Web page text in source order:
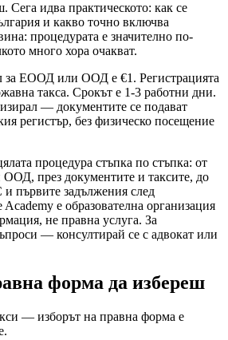
Сега идва практическото: как се
и какво точно включва
процедурата е значително по-
много хора очакват.
за ЕООД или ООД е €1. Регистрацията
такса. Срокът е 1-3 работни дни.
— документите се подават
регистър, без физическо посещение
процедура стъпка по стъпка: от
през документите и таксите, до
първите задължения след
Academy е образователна организация
не правна услуга. За
— консултирай се с адвокат или
форма да избереш
— изборът на правна форма е